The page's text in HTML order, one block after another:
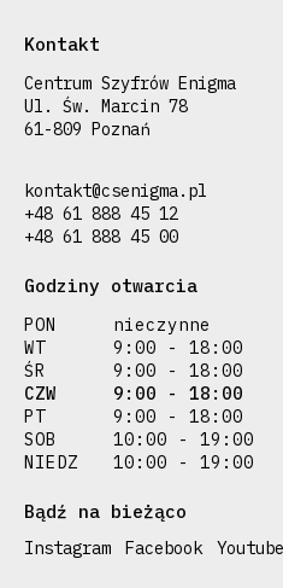
Kontakt
Centrum Szyfrów Enigma
Ul. Św. Marcin 78
61-809 Poznań
kontakt@csenigma.pl
+48 61 888 45 12
+48 61 888 45 00
Godziny otwarcia
PON
nieczynne
WT
9:00 - 18:00
ŚR
9:00 - 18:00
CZW
9:00 - 18:00
PT
9:00 - 18:00
SOB
10:00 - 19:00
NIEDZ
10:00 - 19:00
Bądź na bieżąco
Instagram Facebook Youtube